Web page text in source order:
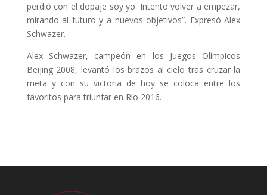
perdió con el dopaje soy yo. Intento volver a empezar,
mirando al futuro y a nuevos objetivos”. Expresó Alex
Schwazer.
Alex Schwazer, campeón en los Juegos Olímpicos
Beijing 2008, levantó los brazos al cielo tras cruzar la
meta y con su victoria de hoy se coloca entre los
favoritos para triunfar en Río 2016.